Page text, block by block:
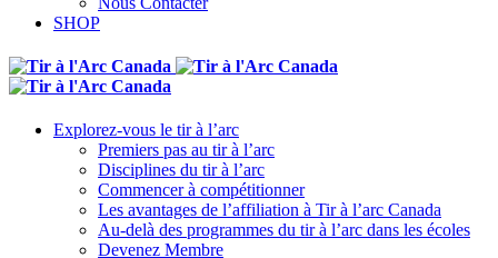
SHOP
Explorez-vous le tir à l’arc
Premiers pas au tir à l’arc
Disciplines du tir à l’arc
Commencer à compétitionner
Les avantages de l’affiliation à Tir à l’arc Canada
Au-delà des programmes du tir à l’arc dans les écoles
Devenez Membre